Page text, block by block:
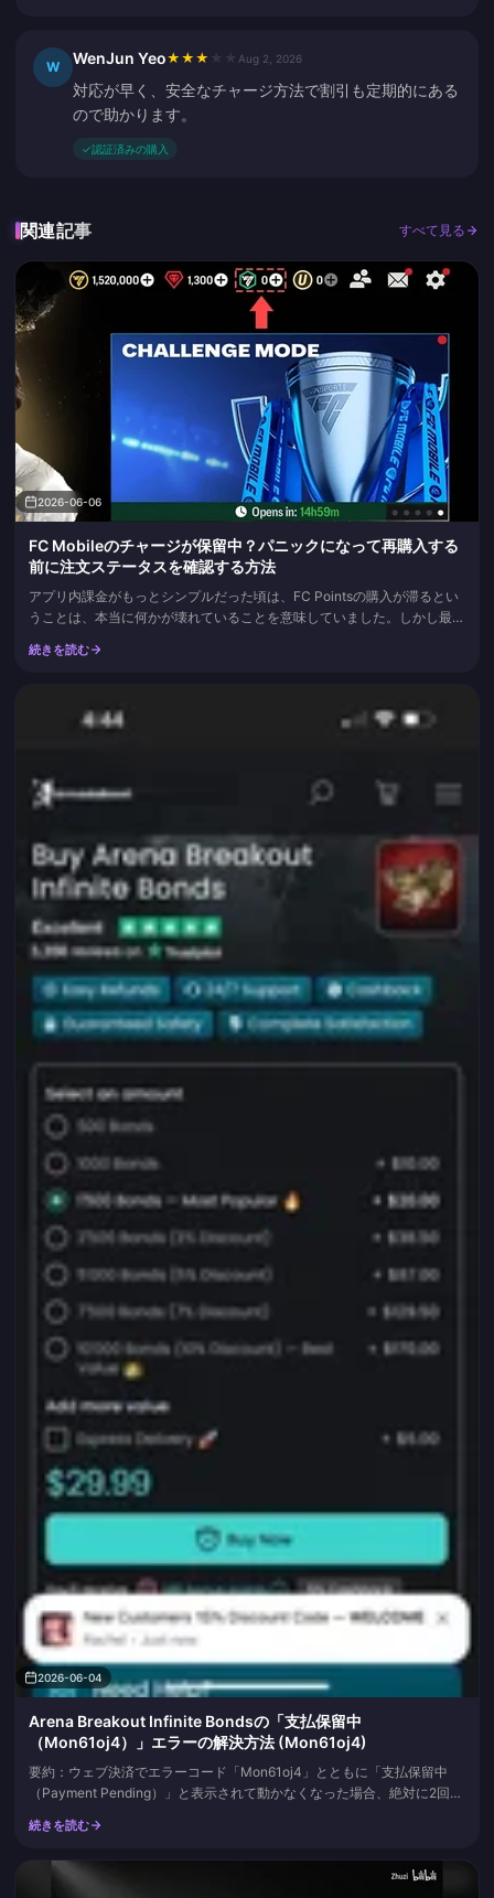
W WenJun Yeo★ ★ ★ Aug 2, 2026
対応が早く、安全なチャージ方法で割引も定期的にある
ので助かります。
✓認証済みの購入
関連記事 すべて見る
2026-06-06
FC Mobileのチャージが保留中？パニックになって再購入する
前に注文ステータスを確認する方法
アプリ内課金がもっとシンプルだった頃は、FC Pointsの購入が滞るとい
うことは、本当に何かが壊れていることを意味していました。しかし最近
セス中であることを意味しており、EA FC Mobileゲーム情報ハブによる
続きを読む
2026-06-04
Arena Breakout Infinite Bondsの「支払保留中
（Mon61oj4）」エラーの解決方法 (Mon61oj4)
要約：ウェブ決済でエラーコード「Mon61oj4」とともに「支払保留中
（Payment Pending）」と表示されて動かなくなった場合、絶対に2回目
が発生する最大の原因です。保留状態のほとんどは、確定した請求ではな
ゲーム内の残高と購入履歴を確認し、注文が確定す...
続きを読む